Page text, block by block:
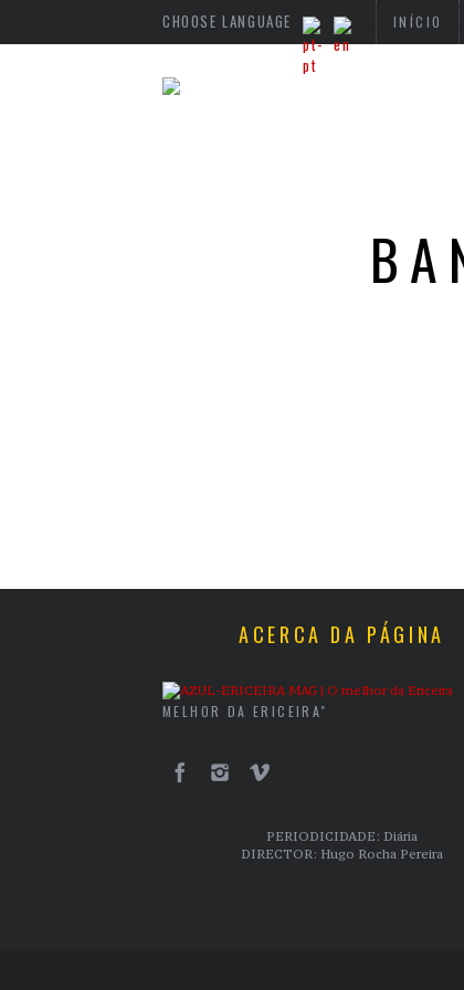
CHOOSE LANGUAGE INÍCIO
ACERCA DA PÁGINA
MELHOR DA ERICEIRA"
PERIODICIDADE: Diária
DIRECTOR: Hugo Rocha Pereira